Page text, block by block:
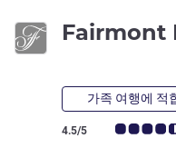
Fairmont
가족 여행에 적
고객 평점 (ALL 평가)
4.5/5